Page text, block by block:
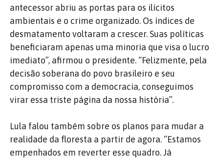
antecessor abriu as portas para os ilícitos
ambientais e o crime organizado. Os índices de
desmatamento voltaram a crescer. Suas políticas
beneficiaram apenas uma minoria que visa o lucro
imediato”, afirmou o presidente. “Felizmente, pela
decisão soberana do povo brasileiro e seu
compromisso com a democracia, conseguimos
virar essa triste página da nossa história”.
Lula falou também sobre os planos para mudar a
realidade da floresta a partir de agora. “Estamos
empenhados em reverter esse quadro. Já